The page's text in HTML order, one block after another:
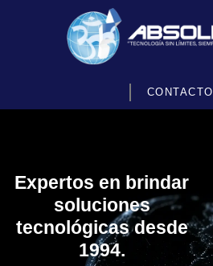
CONTACTO
Expertos en brindar
soluciones
tecnológicas desde
1994.